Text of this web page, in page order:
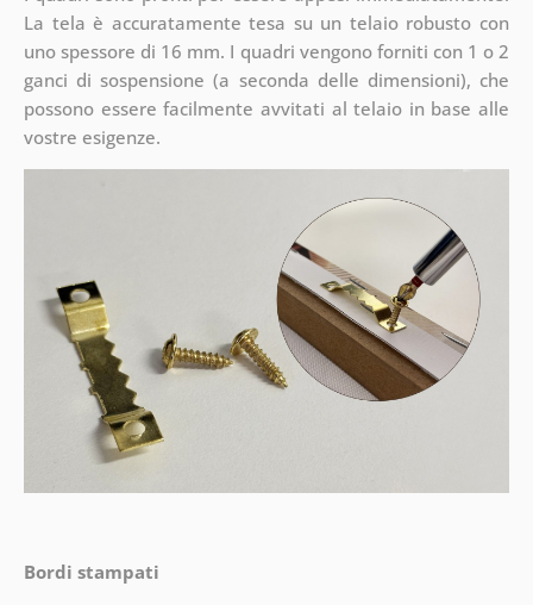
La tela è accuratamente tesa su un telaio robusto con
uno spessore di 16 mm. I quadri vengono forniti con 1 o 2
ganci di sospensione (a seconda delle dimensioni), che
possono essere facilmente avvitati al telaio in base alle
vostre esigenze.
Bordi stampati